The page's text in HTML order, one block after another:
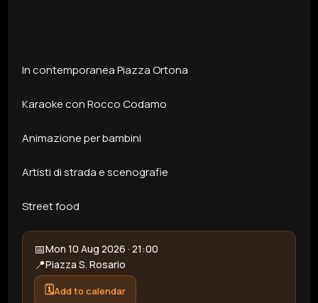
In contemporanea Piazza Ortona
Karaoke con Rocco Codamo
Animazione per bambini
Artisti di strada e scenografie
Street food
📅Mon 10 Aug 2026 · 21:00
📍Piazza S. Rosario
🗓️Add to calendar